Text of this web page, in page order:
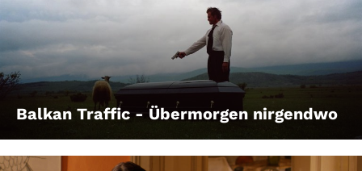
Balkan Traffic - Übermorgen nirgendwo